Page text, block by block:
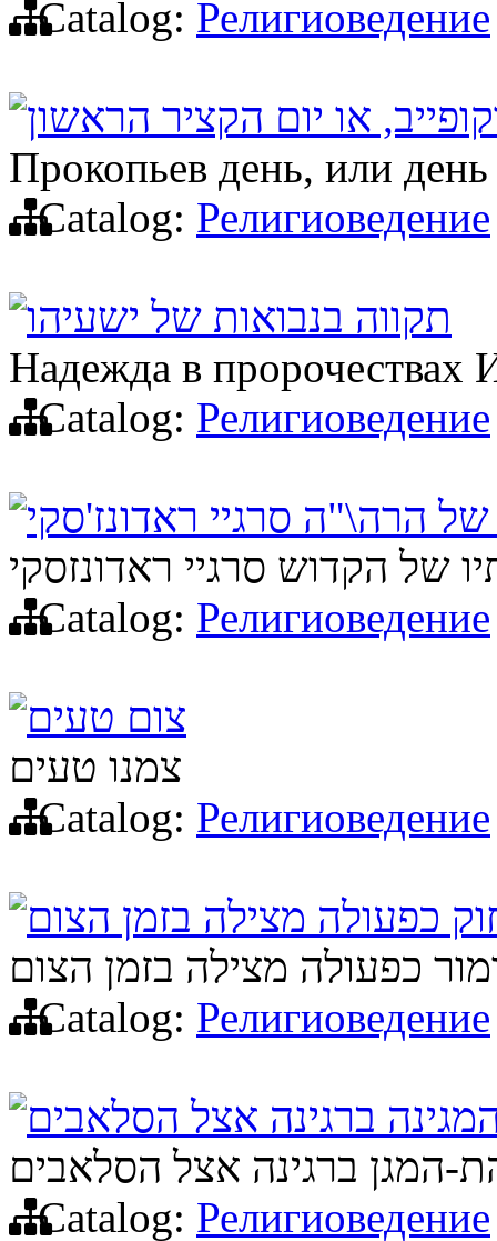
Catalog: Религиоведение
או יום הקציר הראשון
Прокопьев день, или
Catalog: Религиоведение
תקווה בנבואות של ישעיהו
Надежда в пророчествах
Catalog: Религиоведение
הרה\"ה סרגיי ראדונז'סקי
של הקדוש סרגיי ראדונזסקי
Catalog: Религиоведение
צום טעים
צמנו טעים
Catalog: Религиоведение
כפעולה מצילה בזמן הצום
כפעולה מצילה בזמן הצום
Catalog: Религиоведение
ברגינה אצל הסלאבים
המגן ברגינה אצל הסלאבים
Catalog: Религиоведение